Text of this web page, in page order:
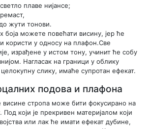
плаве нијансе;
жути тонови.
можете повећати висину, јер ће
користи у односу на плафон.Све
израђене у истом тону, учинит ће собу
Нагласак на граници у облику
слику, имаће супротан ефекат.
подова и плафона
висине стропа може бити фокусирано на
који је прекривен материјалом који
или лак ће имати ефекат дубине,